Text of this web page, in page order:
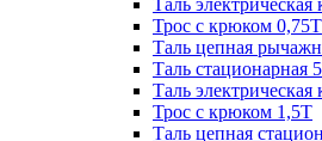
Таль электрическая
Трос с крюком 0,75Т
Таль цепная
Таль стационарная
Таль электрическая
Трос с крюком 1,5Т
Таль цепная